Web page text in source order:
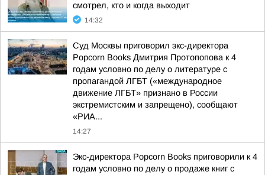
смотрел, кто и когда выходит
14:32
Суд Москвы приговорил экс-директора
Popcorn Books Дмитрия Протопопова к 4
годам условно по делу о литературе с
пропагандой ЛГБТ («международное
движение ЛГБТ» признано в России
экстремистским и запрещено), сообщают
«РИА...
14:27
Экс-директора Popcorn Books приговорили к 4
годам условно по делу о продаже книг с